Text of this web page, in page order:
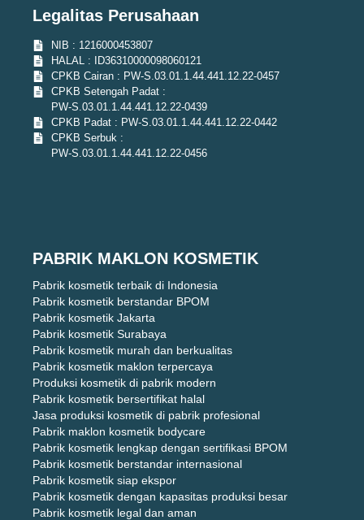
Legalitas Perusahaan
NIB : 1216000453807
HALAL : ID36310000098060121
CPKB Cairan : PW-S.03.01.1.44.441.12.22-0457
CPKB Setengah Padat :
PW-S.03.01.1.44.441.12.22-0439
CPKB Padat : PW-S.03.01.1.44.441.12.22-0442
CPKB Serbuk :
PW-S.03.01.1.44.441.12.22-0456
PABRIK MAKLON KOSMETIK
Pabrik kosmetik terbaik di Indonesia
Pabrik kosmetik berstandar BPOM
Pabrik kosmetik Jakarta
Pabrik kosmetik Surabaya
Pabrik kosmetik murah dan berkualitas
Pabrik kosmetik maklon terpercaya
Produksi kosmetik di pabrik modern
Pabrik kosmetik bersertifikat halal
Jasa produksi kosmetik di pabrik profesional
Pabrik maklon kosmetik bodycare
Pabrik kosmetik lengkap dengan sertifikasi BPOM
Pabrik kosmetik berstandar internasional
Pabrik kosmetik siap ekspor
Pabrik kosmetik dengan kapasitas produksi besar
Pabrik kosmetik legal dan aman